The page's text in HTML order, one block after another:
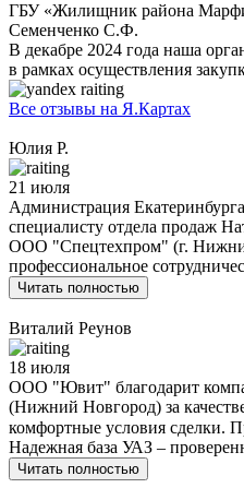
ГБУ «Жилищник района
Семенченко С.Ф.
В декабре 2024 года наша
в рамках осуществления
Все отзывы на Я.Картах
Юлия Р.
21 июля
Администрация
специалисту отдела продаж
ООО "Спецтехпром" (г.
профессиональное
Читать полностью
Виталий Реунов
18 июля
ООО "Ювит" благодарит
(Нижний Новгород) за
комфортные условия сделки.
Надежная база УАЗ –
Читать полностью